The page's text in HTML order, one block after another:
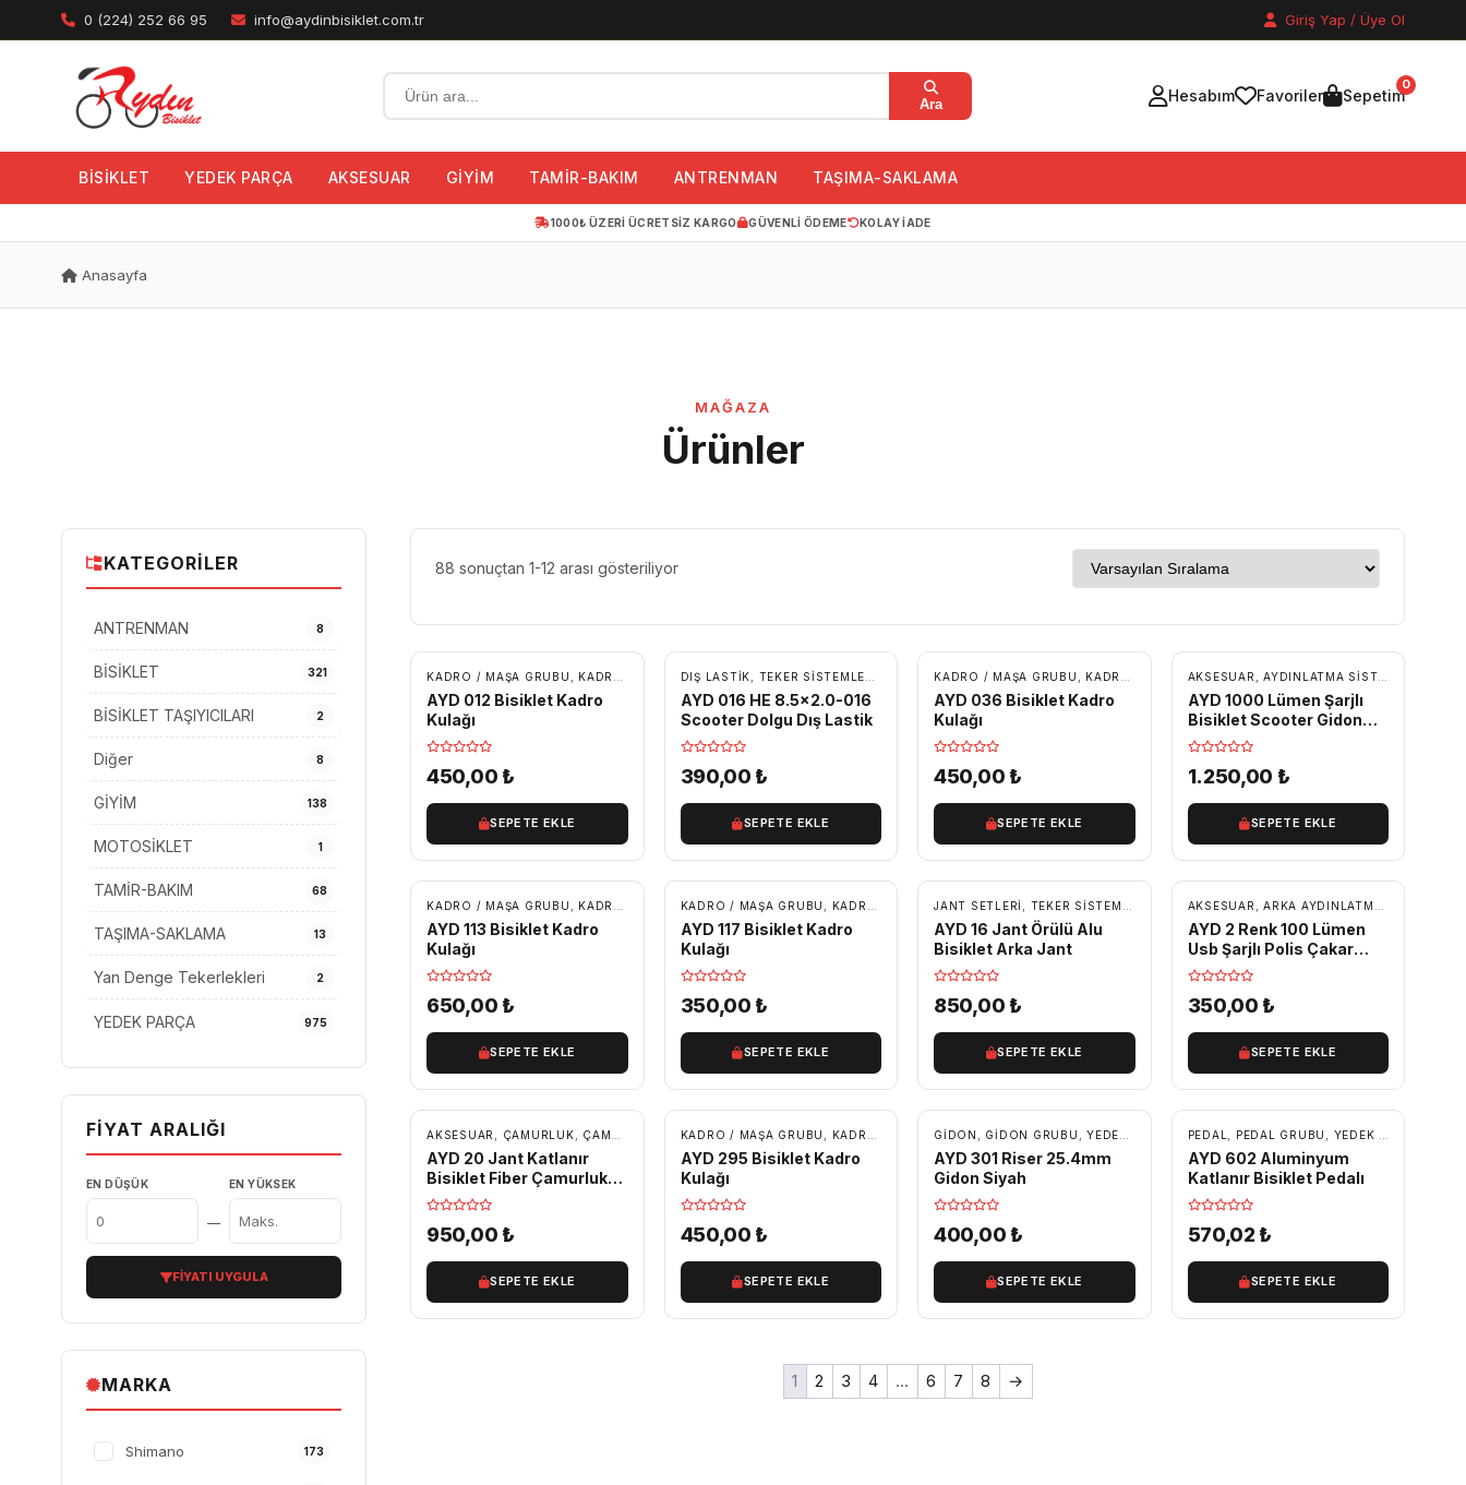
0 (224) 252 66 95 info@aydinbisiklet.com.tr Giriş Yap / Üye Ol
Ara Hesabım Favoriler Sepetim
0
BİSİKLET YEDEK PARÇA AKSESUAR GİYİM TAMİR-BAKIM ANTRENMAN TAŞIMA-SAKLAMA
1000₺ ÜZERI ÜCRETSIZ KARGO GÜVENLI ÖDEME KOLAY IADE
Anasayfa
MAĞAZA
Ürünler
KATEGORILER
ANTRENMAN 8
BİSİKLET 321
BİSİKLET TAŞIYICILARI 2
Diğer 8
GİYİM 138
MOTOSİKLET 1
TAMİR-BAKIM 68
TAŞIMA-SAKLAMA 13
Yan Denge Tekerlekleri 2
YEDEK PARÇA 975
FIYAT ARALIĞI
EN DÜŞÜK
—
EN YÜKSEK
FIYATI UYGULA
MARKA
Shimano 173
88 sonuçtan 1-12 arası gösteriliyor
KADRO / MAŞA GRUBU KADRO KULAKLARI / KADRO PARÇALARI ,YEDEK PARÇA
AYD 012 Bisiklet Kadro
Kulağı
450,00 ₺
SEPETE EKLE
DIŞ LASTIK TEKER SISTEMLERI YEDEK PARÇA
AYD 016 HE 8.5×2.0-016
Scooter Dolgu Dış Lastik
390,00 ₺
SEPETE EKLE
KADRO / MAŞA GRUBU KADRO KULAKLARI / KADRO PARÇALARI , YEDEK PARÇA
AYD 036 Bisiklet Kadro
Kulağı
450,00 ₺
SEPETE EKLE
ÜCRETSIZ KARGO
AKSESUAR AYDINLATMA SISTEMLERI
AYD 1000 Lümen Şarjlı
Bisiklet Scooter Gidon
Led Far
1.250,00 ₺
SEPETE EKLE
KADRO / MAŞA GRUBU KADRO KULAKLARI / KADRO PARÇALARI ,YEDEK PARÇA
AYD 113 Bisiklet Kadro
Kulağı
650,00 ₺
SEPETE EKLE
KADRO / MAŞA GRUBU KADRO KULAKLARI / KADRO PARÇALARI ,YEDEK PARÇA
AYD 117 Bisiklet Kadro
Kulağı
350,00 ₺
SEPETE EKLE
JANT SETLERI TEKER SISTEMLERI YEDEK PARÇA
AYD 16 Jant Örülü Alu
Bisiklet Arka Jant
850,00 ₺
SEPETE EKLE
AKSESUAR ARKA AYDINLATMA
AYD 2 Renk 100 Lümen
Usb Şarjlı Polis Çakar
Bisiklet Stop
350,00 ₺
SEPETE EKLE
AKSESUAR ÇAMURLUK ÇAMURLUK SETLERI
AYD 20 Jant Katlanır
Bisiklet Fiber Çamurluk
Siyah
950,00 ₺
SEPETE EKLE
KADRO / MAŞA GRUBU KADRO KULAKLARI / KADRO PARÇALARI ,YEDEK PARÇA
AYD 295 Bisiklet Kadro
Kulağı
450,00 ₺
SEPETE EKLE
GIDON GIDON GRUBU YEDEK PARÇA
AYD 301 Riser 25.4mm
Gidon Siyah
400,00 ₺
SEPETE EKLE
PEDAL PEDAL GRUBU YEDEK PARÇA
AYD 602 Aluminyum
Katlanır Bisiklet Pedalı
570,02₺
SEPETE EKLE
1 2 3 4 … 6 7 8 →